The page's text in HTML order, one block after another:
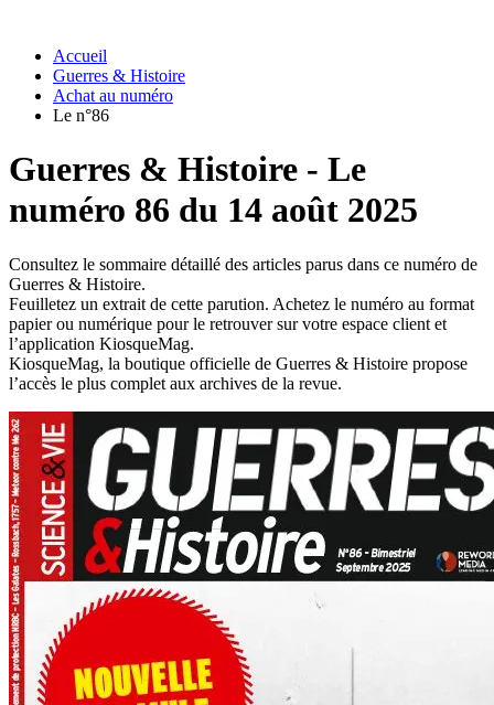
Accueil
Guerres & Histoire
Achat au numéro
Le n°86
Guerres & Histoire - Le
numéro 86 du 14 août 2025
Consultez le sommaire détaillé des articles parus dans ce numéro de
Guerres & Histoire.
Feuilletez un extrait de cette parution. Achetez le numéro au format
papier ou numérique pour le retrouver sur votre espace client et
l’application KiosqueMag.
KiosqueMag, la boutique officielle de Guerres & Histoire propose
l’accès le plus complet aux archives de la revue.